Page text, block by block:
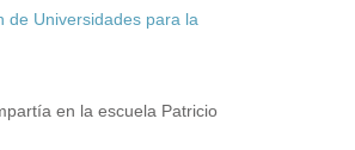
de Universidades para la
en la escuela Patricio